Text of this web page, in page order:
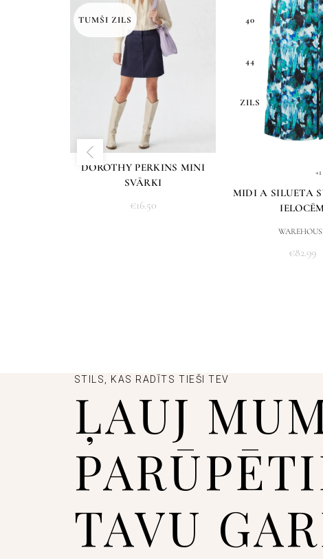
TUMŠI ZILS
DOROTHY PERKINS MINI
SVĀRKI
€16.50
40
44
ZILS
+1
MIDI A SILUETA
IELOCĒM
€82.99
STILS, KAS RADĪTS TIEŠI TEV
ĻAUJ
TAVU